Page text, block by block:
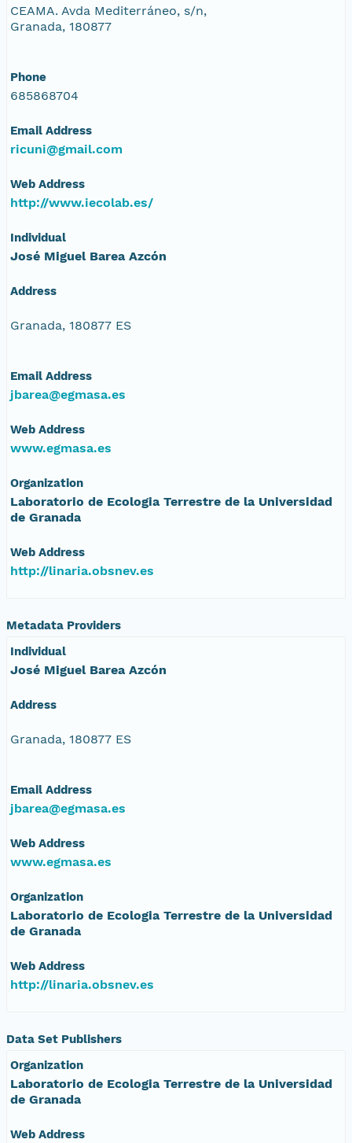
CEAMA. Avda Mediterráneo, s/n,
Granada, 180877
Phone
685868704
Email Address
ricuni@gmail.com
Web Address
http://www.iecolab.es/
Individual
José Miguel Barea Azcón
Address
Granada, 180877 ES
Email Address
jbarea@egmasa.es
Web Address
www.egmasa.es
Organization
Laboratorio de Ecologia Terrestre de la Universidad
de Granada
Web Address
http://linaria.obsnev.es
Metadata Providers
Individual
José Miguel Barea Azcón
Address
Granada, 180877 ES
Email Address
jbarea@egmasa.es
Web Address
www.egmasa.es
Organization
Laboratorio de Ecologia Terrestre de la Universidad
de Granada
Web Address
http://linaria.obsnev.es
Data Set Publishers
Organization
Laboratorio de Ecologia Terrestre de la Universidad
de Granada
Web Address